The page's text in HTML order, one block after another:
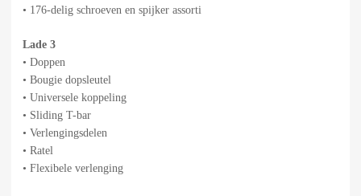
• 176-delig schroeven en spijker assorti
Lade 3
• Doppen
• Bougie dopsleutel
• Universele koppeling
• Sliding T-bar
• Verlengingsdelen
• Ratel
• Flexibele verlenging